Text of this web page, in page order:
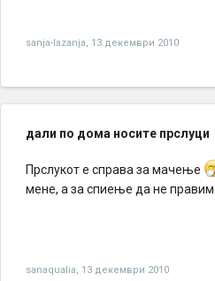
sanja-lazanja, 13 декември 2010
дали по дома носите прслуци
Прслукот е справа за мачење
мене, а за спиење да не
sanaqualia, 13 декември 2010